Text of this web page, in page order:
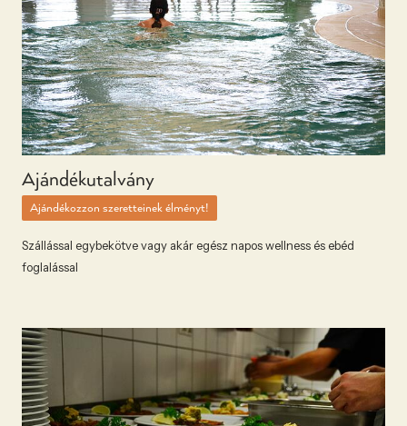
Ajándékutalvány
Ajándékozzon szeretteinek élményt!
Szállással egybekötve vagy akár egész napos wellness és ebéd
foglalással